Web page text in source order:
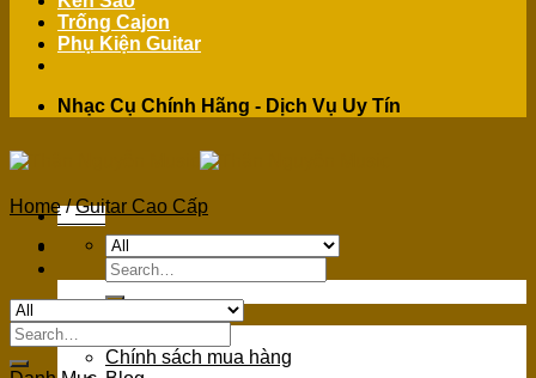
Trống Cajon
Phụ Kiện Guitar
Nhạc Cụ Chính Hãng - Dịch Vụ Uy Tín
Menu
Search
for:
Chính sách mua hàng
Home / Guitar Cao Cấp
Search
for: